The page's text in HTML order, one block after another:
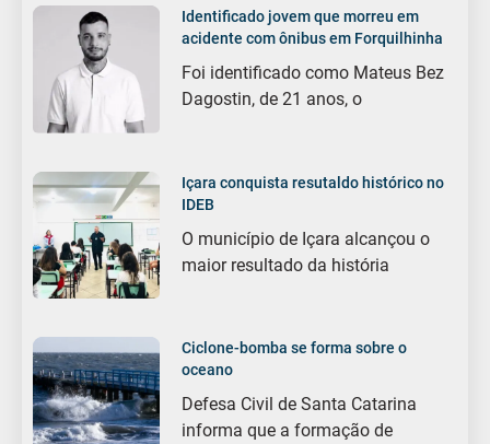
Identificado jovem que morreu em
acidente com ônibus em Forquilhinha
Foi identificado como Mateus Bez
Dagostin, de 21 anos, o
Içara conquista resutaldo histórico no
IDEB
O município de Içara alcançou o
maior resultado da história
Ciclone-bomba se forma sobre o
oceano
Defesa Civil de Santa Catarina
informa que a formação de